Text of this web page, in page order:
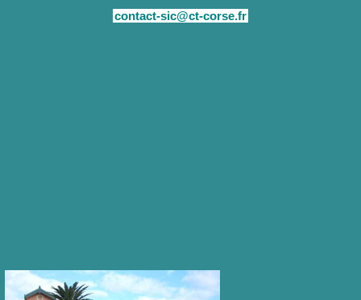
contact-sic@ct-corse.fr